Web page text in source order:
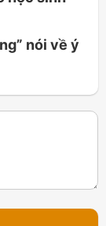
nói về ý